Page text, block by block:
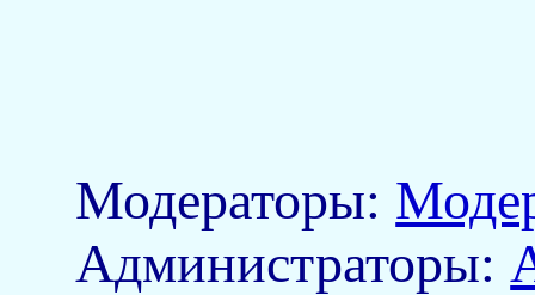
Модераторы:
Aдминистраторы: